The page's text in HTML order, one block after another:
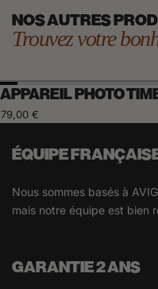
NOS AUTRES
Trouvez votre
APPAREIL PHOTO
79,00 €
ÉQUIPE
Nous sommes basés à
mais notre équipe est bien
GARANTIE 2 ANS